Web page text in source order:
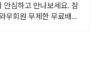
안심하고 만나보세요. 잠
우회원 무제한 무료배송